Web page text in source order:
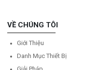
VỀ CHÚNG TÔI
Giới Thiệu
Danh Mục Thiết Bị